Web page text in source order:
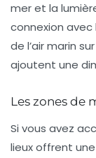
mer et la
connexion avec
de l’air marin
ajoutent une
Les zones de
Si vous avez
lieux offrent